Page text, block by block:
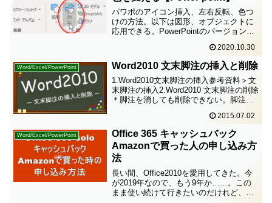
パワポのアイコン挿入、左右反転、色つ
けの方法。以下は図形、オブジェクトに
応用できる。PowerPointのバージョンパ
旧Office365）パワポアイコンの挿入方法
挿入＞アイコン...
2020.10.30
Word/Excel/PowerPoint Word2010 文末脚注の挿入と削除
1.Word2010文末脚注の挿入参考資料＞文
末脚注の挿入2.Word2010 文末脚注の削除
＊脚注を消しても削除できない。脚注番
の動画でどうぞ。【関連記事】「脚注の
境界線を消す方法」はここから
2015.07.02
Word/Excel/PowerPoint
Office 365 キャッシュバック
Amazonで買った人の申し込み方
法
長い間、Office2010を愛用してきた。今
が2019年なので、もう9年か……。この
まま使い続けて行きたいのだけれど、マ